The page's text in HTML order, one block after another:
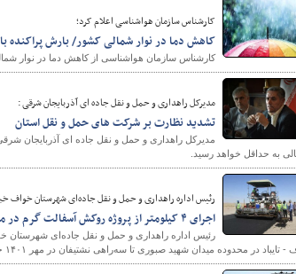
کارشناس سازمان هواشناسی اعلام کرد؛
کاهش دما در نوار شمالی کشور/ بارش پراکنده
کارشناس سازمان هواشناسی از کاهش دما در نوار
مدیرکل راهداری و حمل و نقل جاده ای آذربایجان شرقی :
تشدید نظارت بر شرکت های حمل و نقل استان
مدیرکل راهداری و حمل و نقل جاده ای آذربایجان
به حداقل خواهد رسید.
رئیس اداره راهداری و حمل و نقل جاده‌ای شهرستان خواف
اجرای ۴ کیلومتر از پروژه روکش آسفالت گرم در محور خواف - تایباد در مهر ۱۴۰۱
- تایباد در محدوده میدان شهید صبوری تا سه‌راهی نشتیفان در مهر ۱۴۰۱ خبرداد.